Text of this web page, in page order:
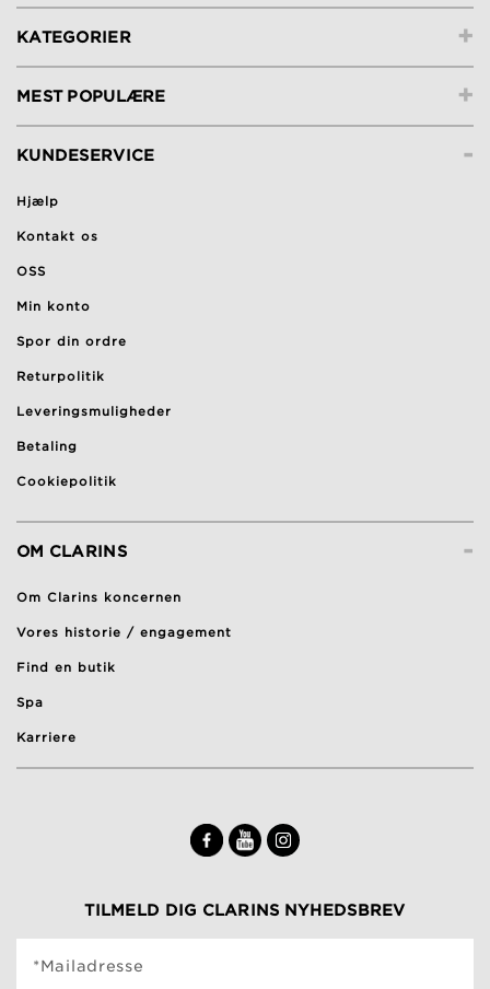
+
KATEGORIER
+
MEST POPULÆRE
-
KUNDESERVICE
Hjælp
Kontakt os
OSS
Min konto
Spor din ordre
Returpolitik
Leveringsmuligheder
Betaling
Cookiepolitik
-
OM CLARINS
Om Clarins koncernen
Vores historie / engagement
Find en butik
Spa
Karriere
TILMELD DIG CLARINS NYHEDSBREV
*Mailadresse